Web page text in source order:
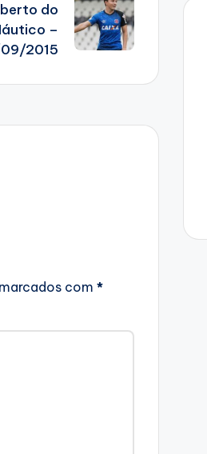
do
–
2015
com *